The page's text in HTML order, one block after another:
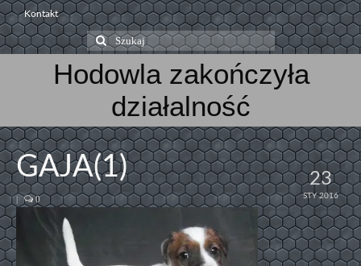
Kontakt
Szuklaj
w:
Hodowla zakończyła
działalność
23
STY 2016
GAJA(1)
| 0